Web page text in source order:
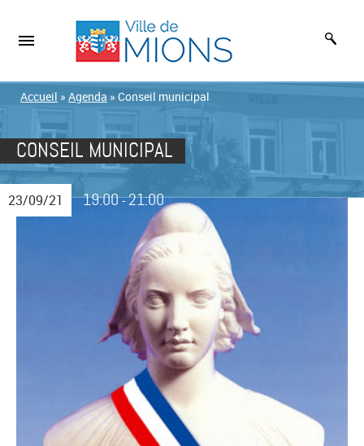
Accueil » Agenda » Conseil municipal
CONSEIL MUNICIPAL
23/09/21 19:00-21:00